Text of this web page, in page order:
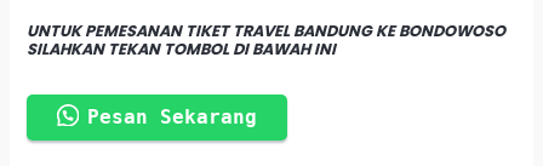
UNTUK PEMESANAN TIKET TRAVEL BANDUNG KE BONDOWOSO
SILAHKAN TEKAN TOMBOL DI BAWAH INI
Pesan Sekarang